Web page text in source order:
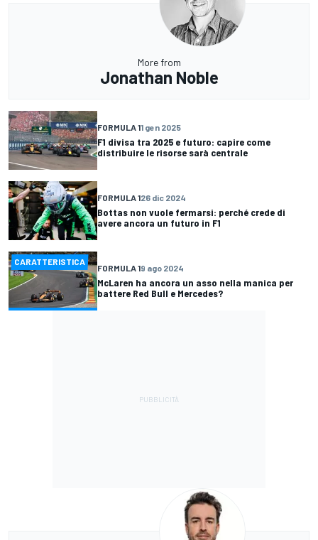
More from
Jonathan Noble
FORMULA 11 gen 2025
F1 divisa tra 2025 e futuro: capire come
distribuire le risorse sarà centrale
FORMULA 126 dic 2024
Bottas non vuole fermarsi: perché crede di
avere ancora un futuro in F1
CARATTERISTICA
FORMULA 19 ago 2024
McLaren ha ancora un asso nella manica per
battere Red Bull e Mercedes?